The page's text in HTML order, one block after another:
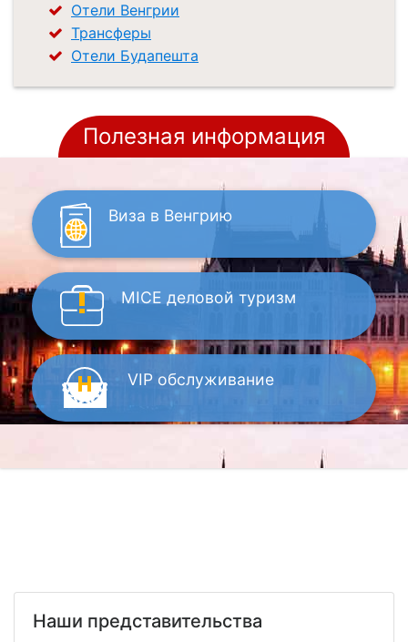
Отели Венгрии
Трансферы
Отели Будапешта
Полезная информация
Виза в Венгрию
MICE деловой туризм
VIP обслуживание
Наши представительства